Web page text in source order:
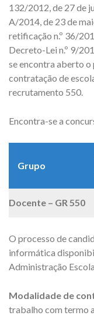
132/2012, de 27 de
A/2014, de 23 de
retificação n.º 36/
Decreto-Lei n.º 9/
se encontra aberto
contratação de
recrutamento 550.
Encontra-se a
Grupo
Docente – GR 550
O processo de
informática
Administração
Modalidade de
trabalho com termo